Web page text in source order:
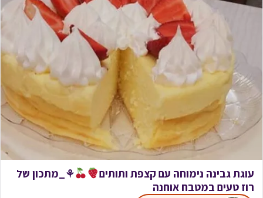
עוגת גבינה נימוחה עם קצפת ותותים
⚘_מתכון של
רוז טעים במטבח אוחנה